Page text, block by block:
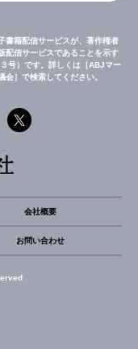
書籍配信サービスが、著作権者
配信サービスであることを示す
号）です。詳しくは［ABJマー
会］で検索してください。
会社概要
お問い合わせ